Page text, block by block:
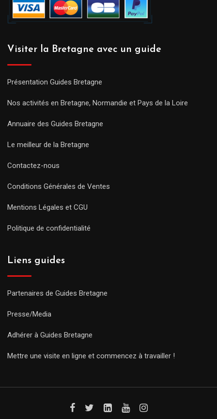
Visiter la Bretagne avec un guide
Présentation Guides Bretagne
Nos activités en Bretagne, Normandie et Pays de la Loire
Annuaire des Guides Bretagne
Le meilleur de la Bretagne
Contactez-nous
Conditions Générales de Ventes
Mentions Légales et CGU
Politique de confidentialité
Liens guides
Partenaires de Guides Bretagne
Presse/Media
Adhérer à Guides Bretagne
Mettre une visite en ligne et commencez à travailler !